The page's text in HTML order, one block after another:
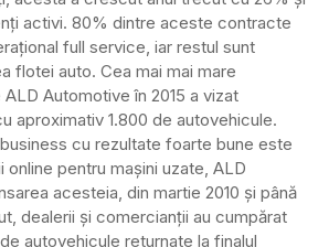
activi. 80% dintre aceste contracte
full service, iar restul sunt
flotei auto. Cea mai mai mare
Automotive în 2015 a vizat
aproximativ 1.800 de autovehicule.
cu rezultate foarte bune este
pentru maşini uzate, ALD
acesteia, din martie 2010 şi până
dealerii şi comercianţii au cumpărat
autovehicule returnate la finalul